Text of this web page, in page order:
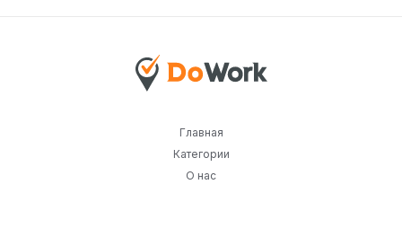
Главная
Категории
О нас